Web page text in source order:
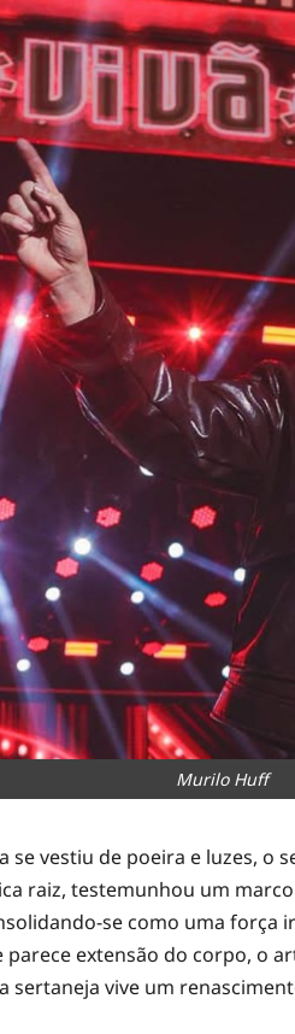
Murilo Huff
se vestiu de poeira e luzes,
raiz, testemunhou um
se como uma força
parece extensão do corpo, o
sertaneja vive um